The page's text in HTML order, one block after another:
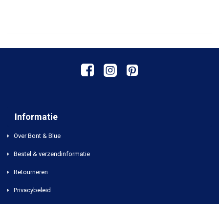
Informatie
Over Bont & Blue
Bestel & verzendinformatie
Retourneren
Privacybeleid